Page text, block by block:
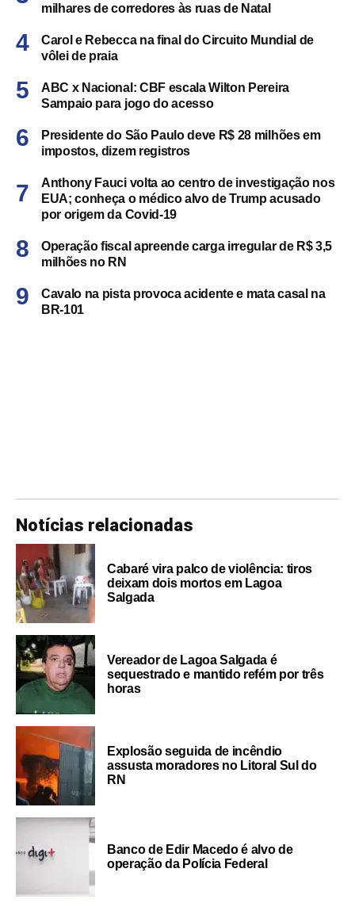
milhares de corredores às ruas de Natal
Carol e Rebecca na final do Circuito Mundial de
vôlei de praia
ABC x Nacional: CBF escala Wilton Pereira
Sampaio para jogo do acesso
Presidente do São Paulo deve R$ 28 milhões em
impostos, dizem registros
Anthony Fauci volta ao centro de investigação nos
EUA; conheça o médico alvo de Trump acusado
por origem da Covid-19
Operação fiscal apreende carga irregular de R$ 3,5
milhões no RN
Cavalo na pista provoca acidente e mata casal na
BR-101
Notícias relacionadas
Cabaré vira palco de violência: tiros
deixam dois mortos em Lagoa
Salgada
Vereador de Lagoa Salgada é
sequestrado e mantido refém por três
horas
Explosão seguida de incêndio
assusta moradores no Litoral Sul do
RN
Banco de Edir Macedo é alvo de
operação da Polícia Federal